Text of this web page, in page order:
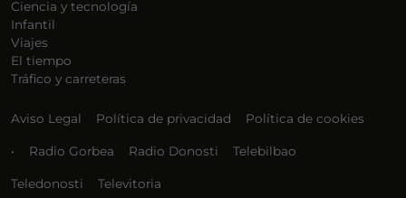
Ciencia y tecnología
Infantil
Viajes
El tiempo
Tráfico y carreteras
Aviso Legal Política de privacidad Política de cookies
• Radio Gorbea Radio Donosti Telebilbao
Teledonosti Televitoria